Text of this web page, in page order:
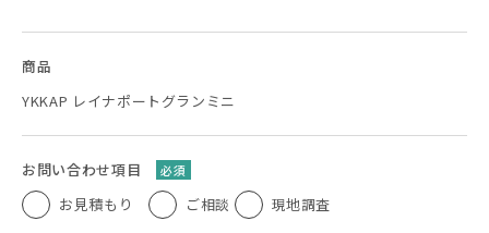
商品
YKKAP レイナポートグランミニ
お問い合わせ項目 必須
お見積もり ご相談 現地調査